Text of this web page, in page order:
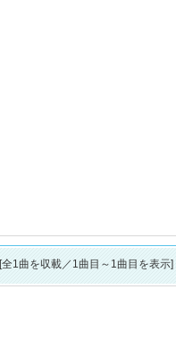
[全1曲を収載／1曲目～1曲目を表示]